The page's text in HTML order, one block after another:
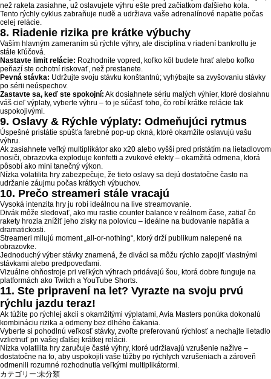
než raketa zasiahne, už oslavujete výhru ešte pred začiatkom ďalšieho kola.
Tento rýchly cyklus zabraňuje nudě a udržiava vaše adrenalínové napätie počas
celej relácie.
8. Riadenie rizika pre krátke výbuchy
Vaším hlavným zameraním sú rýchle výhry, ale disciplína v riadení bankrollu je
stále kľúčová.
Nastavte limit relácie: Rozhodnite vopred, koľko kôl budete hrať alebo koľko
peňazí ste ochotní riskovať, než prestanete.
Pevná stávka: Udržujte svoju stávku konštantnú; vyhýbajte sa zvyšovaniu stávky
po sérii neúspechov.
Zastavte sa, keď ste spokojní: Ak dosiahnete sériu malých výhier, ktoré dosiahnu
váš cieľ výplaty, vyberte výhru – to je súčasť toho, čo robí krátke relácie tak
uspokojivými.
9. Oslavy & Rýchle výplaty: Odmeňujúci rytmus
Úspešné pristátie spúšťa farebné pop‑up okná, ktoré okamžite oslavujú vašu
výhru.
Ak zasiahnete veľký multiplikátor ako x20 alebo vyšší pred pristátím na lietadlovom
nosiči, obrazovka exploduje konfetti a zvukové efekty – okamžitá odmena, ktorá
pôsobí ako mini tanečný výkon.
Nízka volatilita hry zabezpečuje, že tieto oslavy sa dejú dostatočne často na
udržanie záujmu počas krátkych výbuchov.
10. Prečo streameri stále vracajú
Vysoká intenzita hry ju robí ideálnou na live streamovanie.
Divák môže sledovať, ako mu rastie counter balance v reálnom čase, zatiaľ čo
rakety hrozia znížiť jeho zisky na polovicu – ideálne na budovanie napätia a
dramatickosti.
Streameri milujú moment „all‑or‑nothing“, ktorý drží publikum nalepené na
obrazovke.
Jednoduchý výber stávky znamená, že diváci sa môžu rýchlo zapojiť vlastnými
stávkami alebo predpoveďami.
Vizuálne ohňostroje pri veľkých výhrach pridávajú šou, ktorá dobre funguje na
platformách ako Twitch a YouTube Shorts.
11. Ste pripravení na let? Vyrazte na svoju prvú
rýchlu jazdu teraz!
Ak túžite po rýchlej akcii s okamžitými výplatami, Avia Masters ponúka dokonalú
kombináciu rizika a odmeny bez dlhého čakania.
Vyberte si pohodlnú veľkosť stávky, zvoľte preferovanú rýchlosť a nechajte lietadlo
vzlietnuť pri vašej ďalšej krátkej relácii.
Nízka volatilita hry zaručuje časté výhry, ktoré udržiavajú vzrušenie nažive –
dostatočne na to, aby uspokojili vaše túžby po rýchlych vzrušeniach a zároveň
odmenili rozumné rozhodnutia veľkými multiplikátormi.
カテゴリー:未分類